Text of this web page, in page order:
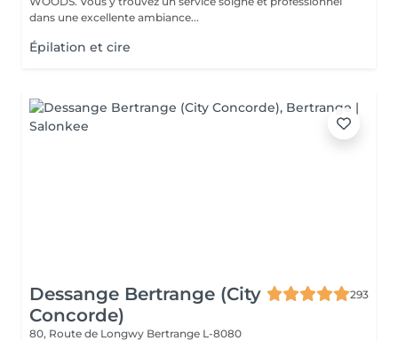
dans une excellente ambiance...
Épilation et cire
Dessange Bertrange (City
Concorde)
293
80, Route de Longwy Bertrange L-8080